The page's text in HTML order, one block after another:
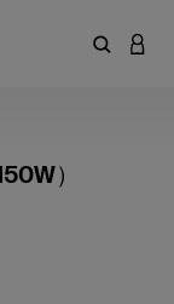
キーワアカ
）